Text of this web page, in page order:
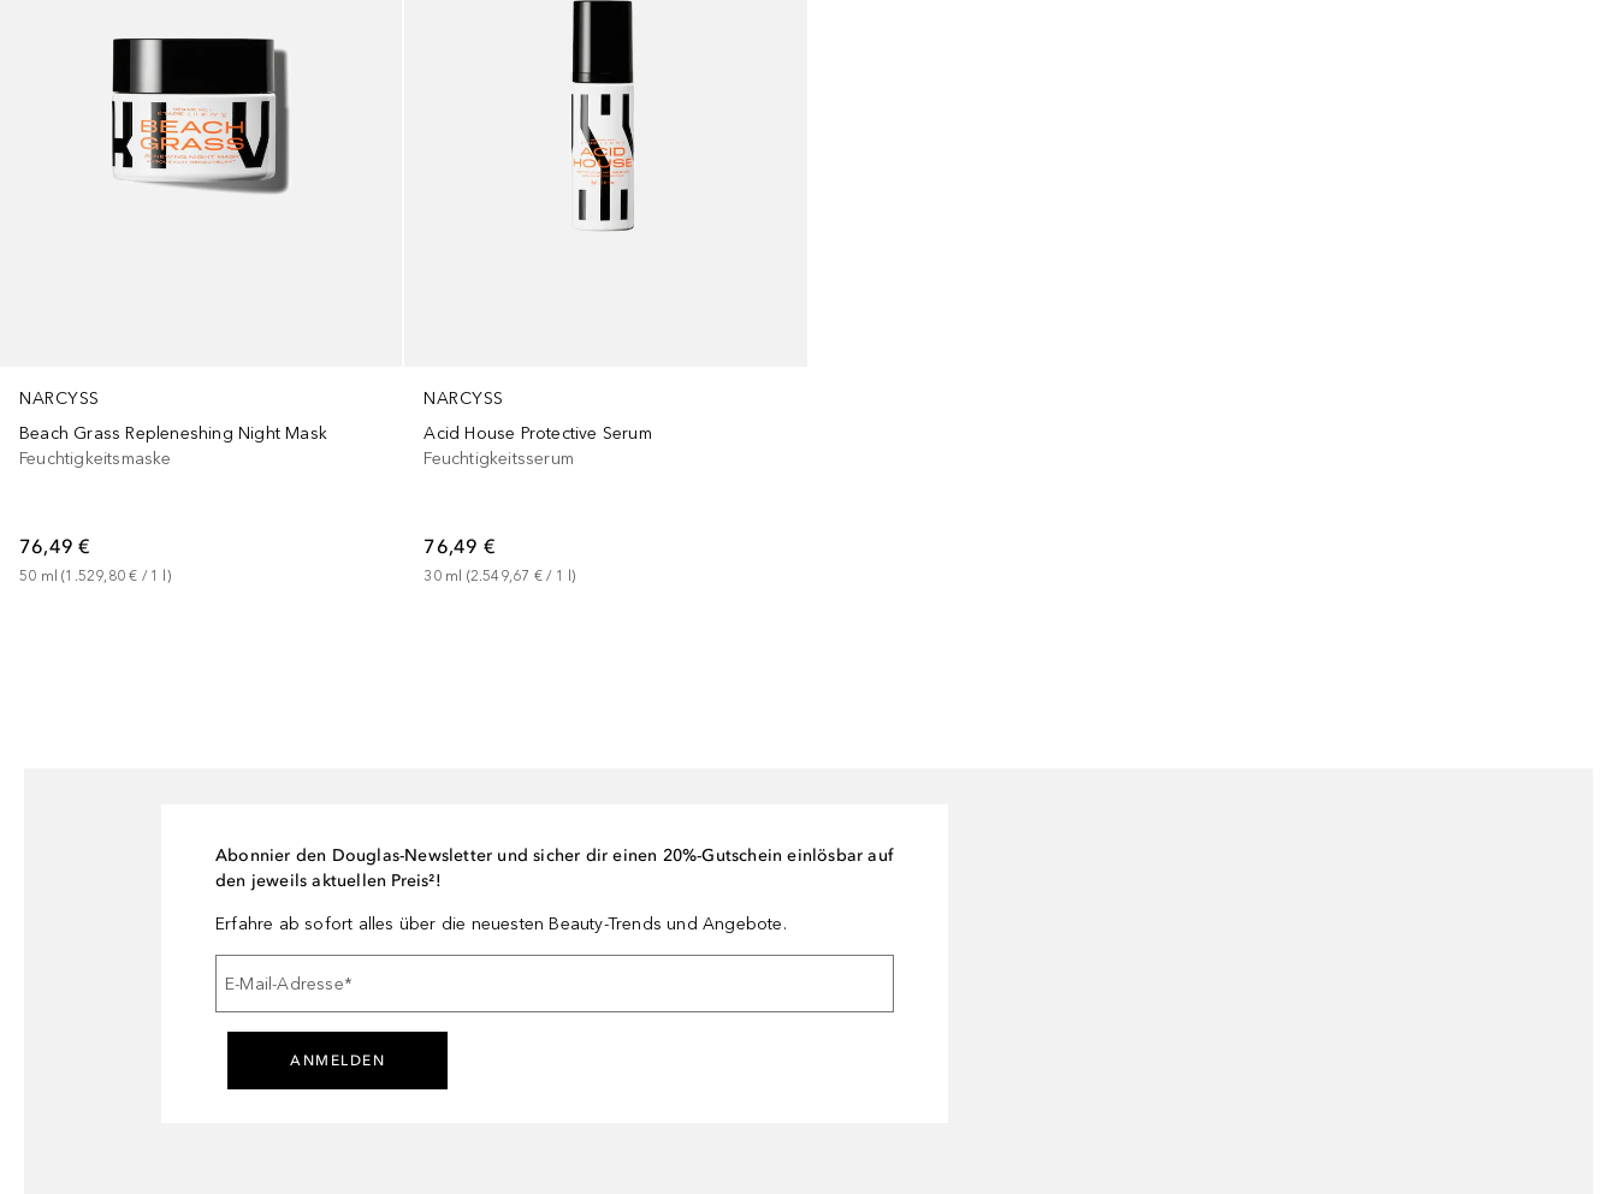
NARCYSS
Beach Grass Repleneshing Night Mask
Feuchtigkeitsmaske
76,49 €
50 ml (1.529,80 € / 1 )
NARCYSS
Acid House Protective Serum
Feuchtigkeitsserum
76,49 €
30 ml (2.549,67 € / 1 l)
Abonnier den Douglas-Newsletter und sicher dir einen 20%-Gutschein einlösbar auf
den jeweils aktuellen Preis²!
Erfahre ab sofort alles über die neuesten Beauty-Trends und Angebote.
E-Mail-Adresse*
ANMELDEN